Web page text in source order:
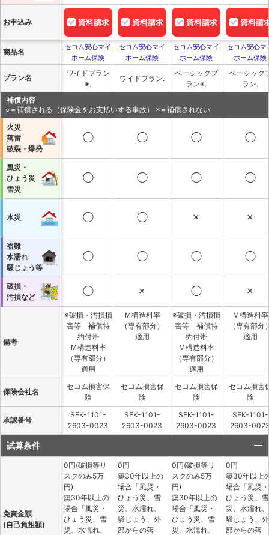
お申込み 資料請求 資料請求 資料請求 資料請
商品名
セコム安心マイ
ホーム保険
セコム安心マイ
ホーム保険
セコム安心マイ
ホーム保険
セコム安心マ
ホーム保険
プラン名
ワイドプラン
※.
ワイドプラン.
ベーシックプ
ラン※.
ベーシック
ラン.
補償内容
○＝補償される（保険金をお支払いする事故） ×＝補償されない
火災
落雷
破裂・爆発
◯ ◯ ◯ ◯
風災・
ひょう災
雪災
◯ ◯ ◯ ◯
水災 ◯ ◯ × ×
盗難
水濡れ
騒じょう等
◯ ◯ ◯ ◯
破損・
汚損など
◯ × ◯ ×
備考
※破損・汚損損
害等 補償特
約付帯
Ｍ構造料率
（専有部分）
適用
Ｍ構造料率
（専有部分）
適用
※破損・汚損損
害等 補償特
約付帯
Ｍ構造料率
（専有部分）
適用
Ｍ構造料率
（専有部分
適用
保険会社名
セコム損害保
険
セコム損害保
険
セコム損害保
険
セコム損害
険
承認番号
SEK-1101-
2603-0023
SEK-1101-
2603-0023
SEK-1101-
2603-0023
SEK-1101-
2603-
試算条件
免責金額
(自己負担額)
0円(破損等リ
スクのみ5万
円)
築30年以上の
場合「風災・
ひょう災、雪
災、水濡れ、
0円
築30年以上の
場合「風災・
ひょう災、雪
災、水濡れ、
騒じょう、外
部からの落
0円(破損等リ
スクのみ5万
円)
築30年以上の
場合「風災・
ひょう災、雪
災、水濡れ、
0円
築30年以上
場合「風災・
ひょう災、雪
災、水濡れ、
騒じょう、外
部からの落